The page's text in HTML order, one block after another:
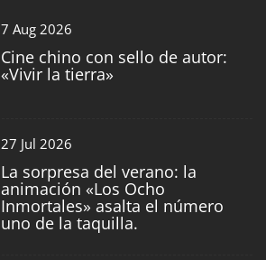
7 Aug 2026
Cine chino con sello de autor:
«Vivir la tierra»
27 Jul 2026
La sorpresa del verano: la
animación «Los Ocho
Inmortales» asalta el número
uno de la taquilla.